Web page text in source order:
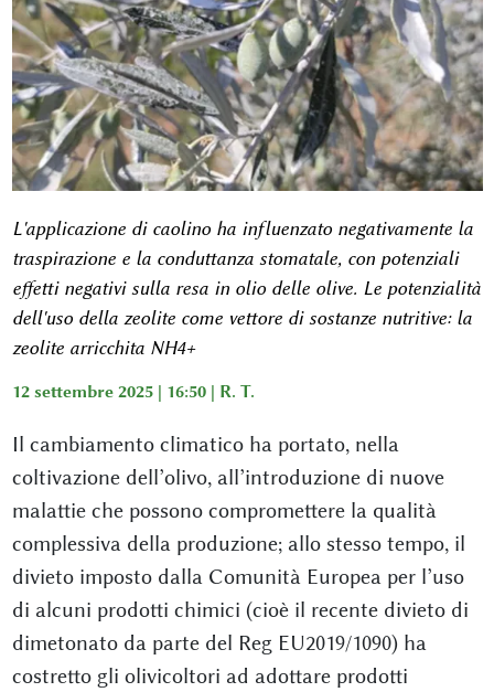
L'applicazione di caolino ha influenzato negativamente la
traspirazione e la conduttanza stomatale, con potenziali
effetti negativi sulla resa in olio delle olive. Le potenzialità
dell'uso della zeolite come vettore di sostanze nutritive: la
zeolite arricchita NH4+
12 settembre 2025 | 16:50 | R. T.
Il cambiamento climatico ha portato, nella
coltivazione dell’olivo, all’introduzione di nuove
malattie che possono compromettere la qualità
complessiva della produzione; allo stesso tempo, il
divieto imposto dalla Comunità Europea per l’uso
di alcuni prodotti chimici (cioè il recente divieto di
dimetonato da parte del Reg EU2019/1090) ha
costretto gli olivicoltori ad adottare prodotti